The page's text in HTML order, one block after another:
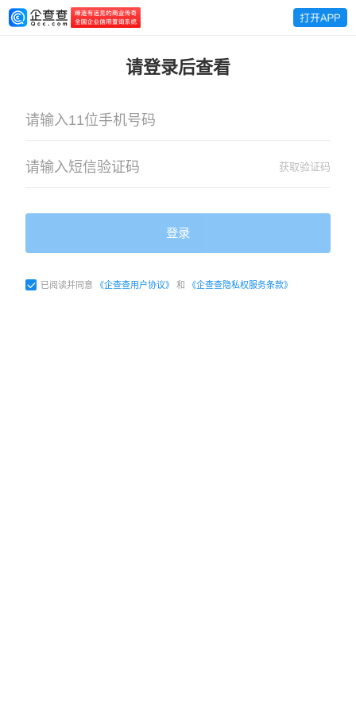
请登录后查看
获取验证码
登录
已阅读并同意 《企查查用户协议》 和 《企查查隐私权服务条款》